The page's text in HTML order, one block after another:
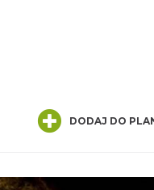
DODAJ DO